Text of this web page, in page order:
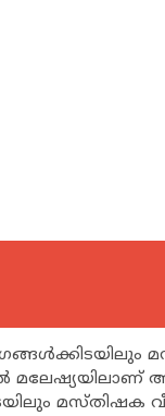
മലേഷ്യയിലാണ്
മസ്തിഷക